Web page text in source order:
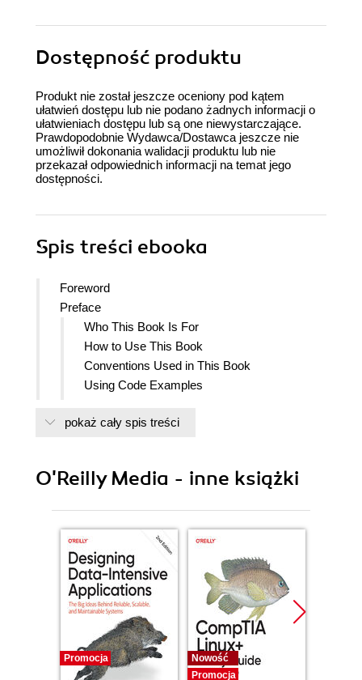
Dostępność produktu
Produkt nie został jeszcze oceniony pod kątem
ułatwień dostępu lub nie podano żadnych informacji o
ułatwieniach dostępu lub są one niewystarczające.
Prawdopodobnie Wydawca/Dostawca jeszcze nie
umożliwił dokonania walidacji produktu lub nie
przekazał odpowiednich informacji na temat jego
dostępności.
Spis treści ebooka
Foreword
Preface
Who This Book Is For
How to Use This Book
Conventions Used in This Book
Using Code Examples
How to Contact Us
Cause Sustained Blackouts
Information Leakage
Drive-by Blackouts
Weak Password Complexity and
Password Leaks
Controlling Lights Using the iOS App
Stealing the Token from a Mobile Device
Malware Can Cause Perpetual Blackouts
Changing Lightbulb State
pokaż cały spis treści
O'Reilly Media - inne książki
Promocja
Nowość
Promocja